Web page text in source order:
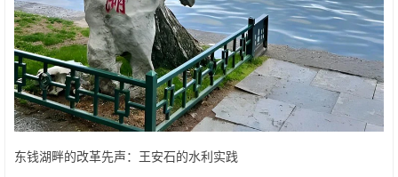
东钱湖畔的改革先声：王安石的水利实践